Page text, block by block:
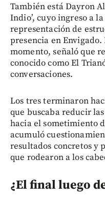
También está Dayron
Indio’, cuyo ingreso a
representación de
presencia en Envigado.
momento, señaló que
conocido como El
conversaciones.
Los tres terminaron
que buscaba reducir
hacia el sometimiento
acumuló
resultados concretos y
que rodearon a los
¿El final luego